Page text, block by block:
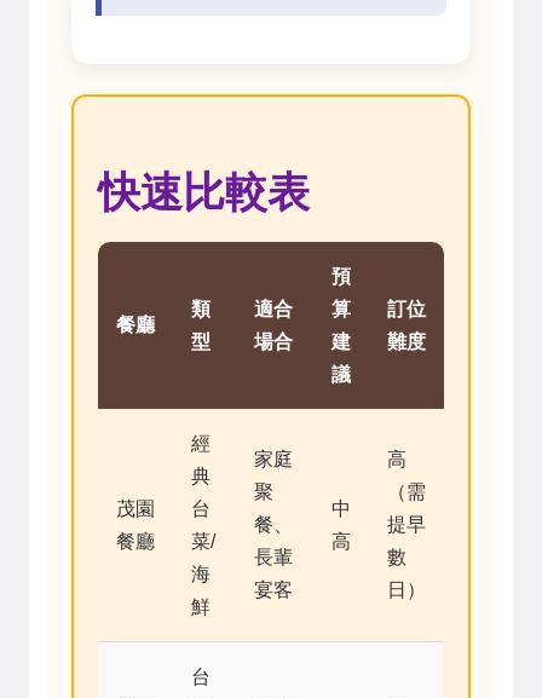
快速比較表
餐廳
類
型
適合
場合
預
算
建
議
訂位
難度
茂園
餐廳
經
典
台
菜/
海
鮮
家庭
聚
餐、
長輩
宴客
中
高
高
（需
提早
數
日）
台